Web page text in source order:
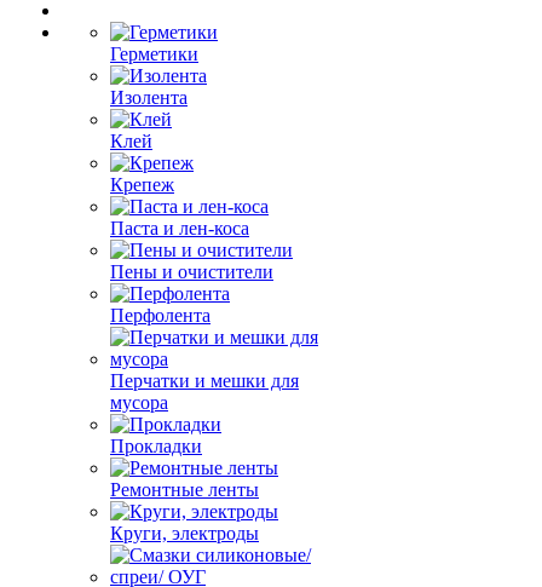
Герметики
Изолента
Клей
Крепеж
Паста и лен-коса
Пены и очистители
Перфолента
Перчатки и мешки для
мусора
Прокладки
Ремонтные ленты
Круги, электроды